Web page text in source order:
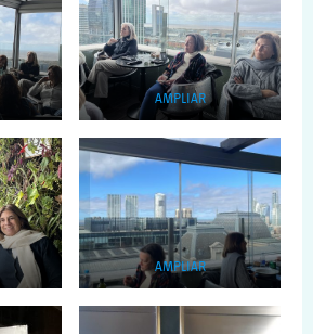
AMPLIAR
AMPLIAR